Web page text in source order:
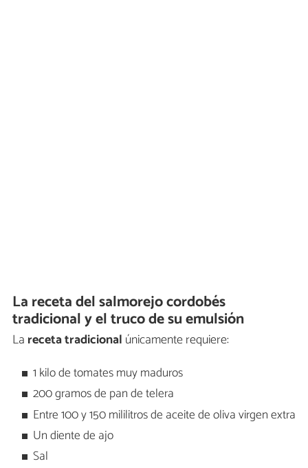
La receta del salmorejo cordobés
tradicional y el truco de su emulsión
La receta tradicional únicamente requiere:
1 kilo de tomates muy maduros
200 gramos de pan de telera
Entre 100 y 150 mililitros de aceite de oliva virgen extra
Un diente de ajo
Sal